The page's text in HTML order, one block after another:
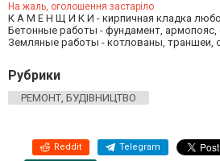
На жаль, оголошення застаріло
К А М Е Н Щ И К И - кирпичная кладка
Бетонные работы - фундамент, армопояс,
Земляные работы - котлованы, траншеи,
Рубрики
РЕМОНТ, БУДІВНИЦТВО
Reddit Telegram